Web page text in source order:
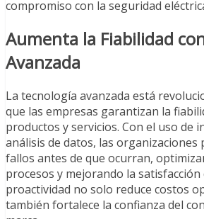
compromiso con la seguridad
Aumenta la Fiabilidad
Avanzada
La tecnología avanzada está
que las empresas garantizan la
productos y servicios. Con el uso de
análisis de datos, las organizaciones
fallos antes de que ocurran,
procesos y mejorando la satisfacción
proactividad no solo reduce costos
también fortalece la confianza del